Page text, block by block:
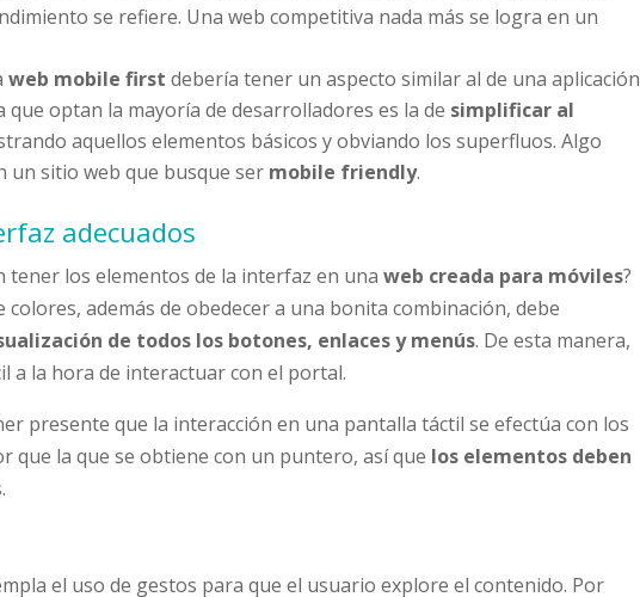
se refiere. Una web competitiva nada más se logra en un
web mobile firstdebería tener un aspecto similar al de una aplicación
que optan la mayoría de desarrolladores es la de simplificar al
aquellos elementos básicos y obviando los superfluos. Algo
un sitio web que busque ser mobile friendly.
adecuados
tener los elementos de la interfaz en unaweb creada para móviles?
además de obedecer a una bonita combinación, debe
de todos los botones, enlaces y menús. De esta manera,
a la hora de interactuar con el portal.
presente que la interacción en una pantalla táctil se efectúa con los
que la que se obtiene con un puntero, así que los elementos deben
el uso de gestos para que el usuario explore el contenido. Por